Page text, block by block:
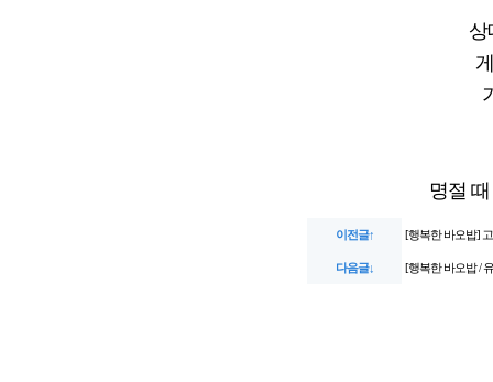
상
명절
이전글↑ [행복한 바오밥]
다음글↓ [행복한 바오밥 /